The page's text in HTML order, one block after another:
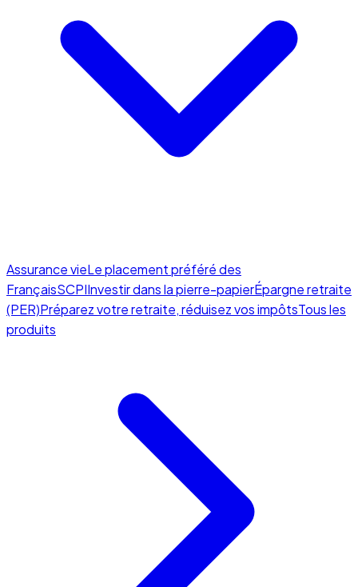
Assurance vieLe placement préféré des
FrançaisSCPIInvestir dans la pierre-papierÉpargne retraite
(PER)Préparez votre retraite, réduisez vos impôtsTous les
produits